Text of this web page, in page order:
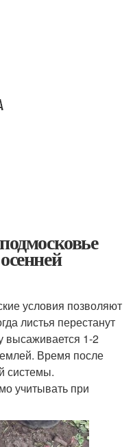
условия позволяют
листья перестанут
высаживается 1-2
Время после
системы.
учитывать при